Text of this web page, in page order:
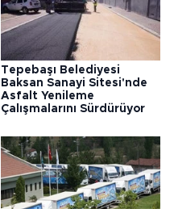
Tepebaşı Belediyesi
Baksan Sanayi Sitesi'nde
Asfalt Yenileme
Çalışmalarını Sürdürüyor